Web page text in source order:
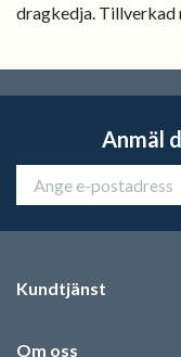
dragkedja. Tillverkad
Anmäl
Kundtjänst
Om oss